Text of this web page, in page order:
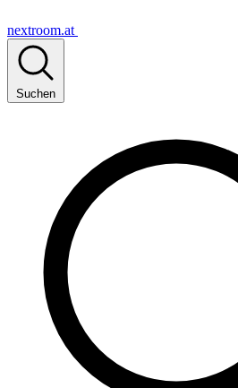
nextroom.at
Suchen